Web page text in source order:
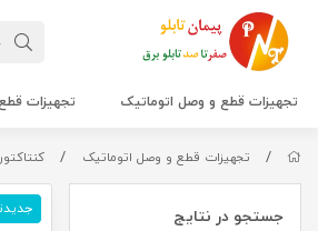
تجهیزات قطع و وصل اتوماتیک تجهیزات
/ تجهیزات قطع و وصل اتوماتیک / کنتاکتور
جستجو در نتایج